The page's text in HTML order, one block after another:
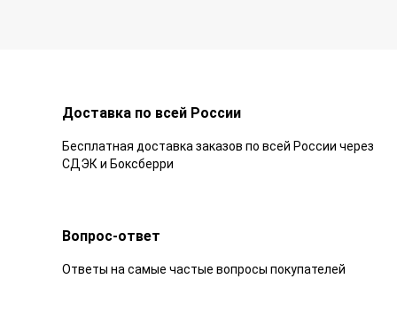
Доставка по всей России
Бесплатная доставка заказов по всей России через
СДЭК и Боксберри
Вопрос-ответ
Ответы на самые частые вопросы покупателей